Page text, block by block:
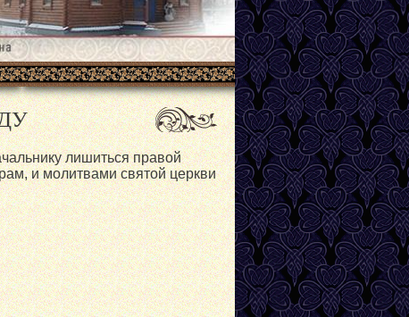
лишиться правой
и молитвами святой церкви